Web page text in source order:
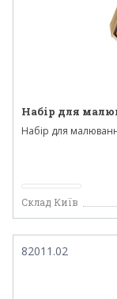
Набір для
Hабір для
Склад Київ
82011.02